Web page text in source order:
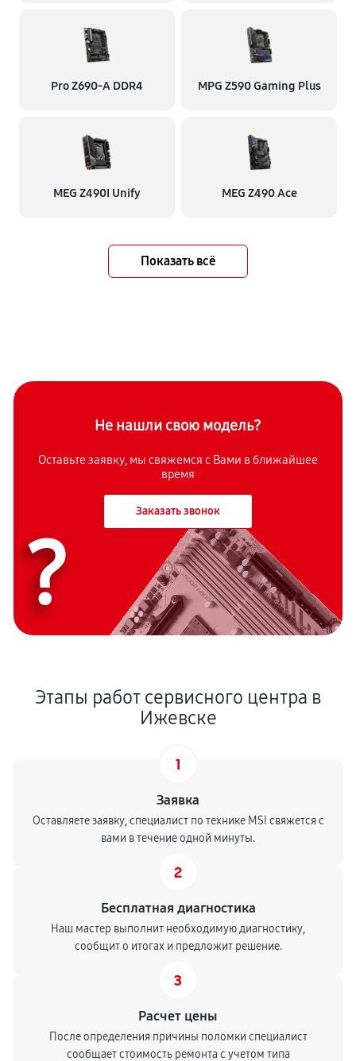
Pro Z690-A DDR4 MPG Z590 Gaming Plus
MEG Z490I Unify MEG Z490 Ace
Показать всё
Не нашли свою модель?
Оставьте заявку, мы свяжемся с Вами в ближайшее
время
Заказать звонок
?
Этапы работ сервисного центра в
Ижевске
1
Заявка
Оставляете заявку, специалист по технике MSI свяжется с
вами в течение одной минуты.
2
Бесплатная диагностика
Наш мастер выполнит необходимую диагностику,
сообщит о итогах и предложит решение.
3
Расчет цены
После определения причины поломки специалист
сообщает стоимость ремонта с учетом типа